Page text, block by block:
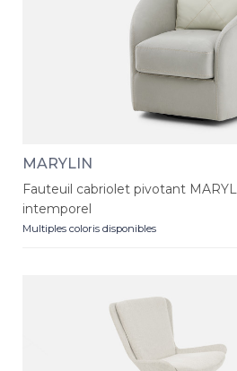
MARYLIN
Fauteuil cabriolet pivotant
intemporel
Multiples coloris disponibles